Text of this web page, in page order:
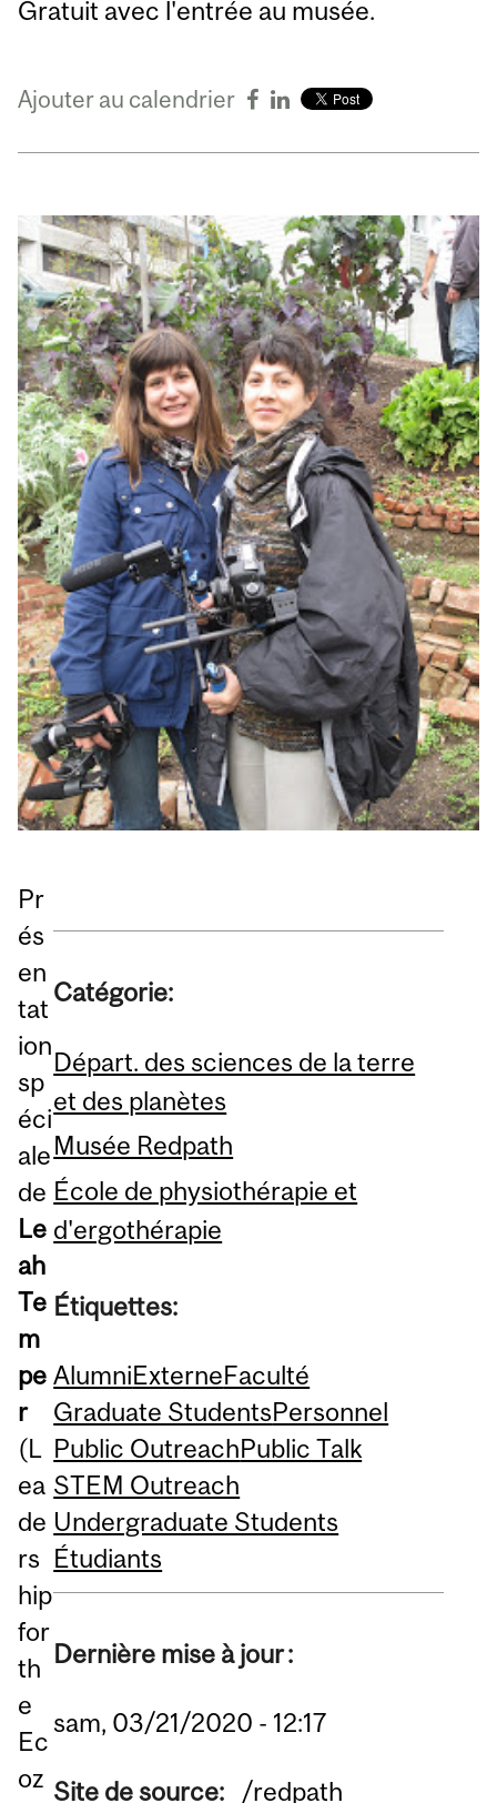
Gratuit avec l'entrée au musée.
Ajouter au calendrier
Pr
és
en
tat
ion
sp
éci
ale
de
Le
ah
Te
m
pe
r
(L
ea
de
rs
hip
for
th
e
Ec
oz
Catégorie:
Départ. des sciences de la terre
et des planètes
Musée Redpath
École de physiothérapie et
d'ergothérapie
Étiquettes:
AlumniExterneFaculté
Graduate StudentsPersonnel
Public OutreachPublic Talk
STEM Outreach
Undergraduate Students
Étudiants
Dernière mise à jour :
sam, 03/21/2020 - 12:17
Site de source: /redpath